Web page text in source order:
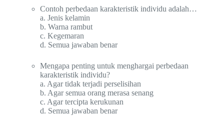
Contoh perbedaan karakteristik individu adalah…
a. Jenis kelamin
b. Warna rambut
c. Kegemaran
d. Semua jawaban benar
Mengapa penting untuk menghargai perbedaan
karakteristik individu?
a. Agar tidak terjadi perselisihan
b. Agar semua orang merasa senang
c. Agar tercipta kerukunan
d. Semua jawaban benar